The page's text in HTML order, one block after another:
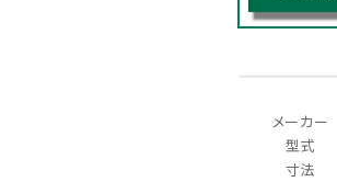
メーカー
型式
寸法